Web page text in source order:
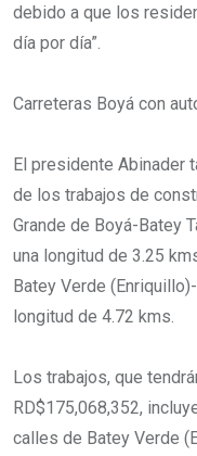
debido a que los
día por día”.
Carreteras Boyá con
El presidente Abinader
de los trabajos de
Grande de Boyá-Batey
una longitud de 3.25
Batey Verde
longitud de 4.72 kms.
Los trabajos, que
RD$175,068,352,
calles de Batey Verde